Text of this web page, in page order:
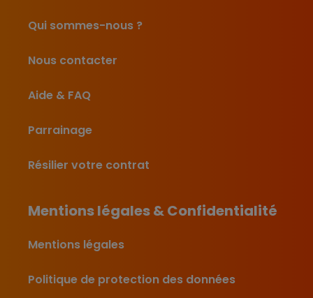
Qui sommes-nous ?
Nous contacter
Aide & FAQ
Parrainage
Résilier votre contrat
Mentions légales & Confidentialité
Mentions légales
Politique de protection des données